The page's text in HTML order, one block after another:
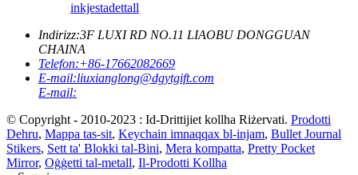
inkjestadettall
Indirizz:3F LUXI RD NO.11 LIAOBU DONGGUAN
CHAINA
Telefon:+86-17662082669
E-mail:liuxianglong@dgytgift.com
E-mail:
© Copyright - 2010-2023 : Id-Drittijiet kollha Riżervati. Prodotti
Dehru, Mappa tas-sit, Keychain imnaqqax bl-injam, Bullet Journal
Stikers, Sett ta' Blokki tal-Bini, Mera kompatta, Pretty Pocket
Mirror, Oġġetti tal-metall, Il-Prodotti Kollha